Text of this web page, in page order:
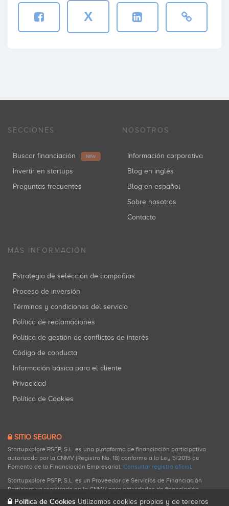
X
SECCIONES
Buscar financiación NEW
Invertir en startups
Preguntas frecuentes
NOSOTROS
Información corporativa
Blog en inglés
Blog en español
Sobre nosotros
Contacto
MÁS INFORMACIÓN
Estrategia de selección de compañías
Proceso de inversión
Términos y condiciones del servicio
Política de reclamaciones
Política de gestión de conflictos de interés
Código de conducta
Información básica para el cliente
Privacidad
Política de Cookies
SITIO SEGURO
Startupxplore PSFP, S.L. es una plataforma de financiación participativa
autorizada por la CNMV (Registro No. 18) conforme a la Ley 5/2015 de
Fomento de la Financiación Empresarial. Consultar registro oficial.
Startupxplore PSFP, S.L. es un Proveedor de Servicios de Financiación
Participativa registrado en la CNMV para actividades de financiación
participativa.
Política de Cookies Utilizamos cookies propias y de terceros